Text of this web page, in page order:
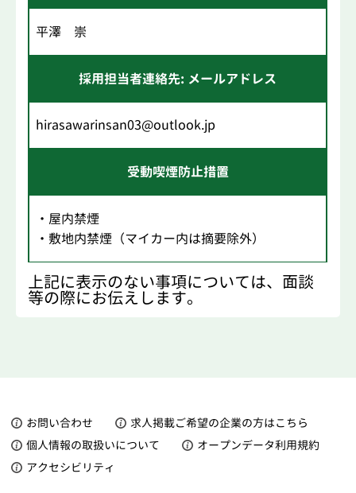
平澤 崇
採用担当者連絡先: メールアドレス
hirasawarinsan03@outlook.jp
受動喫煙防止措置
・屋内禁煙
・敷地内禁煙（マイカー内は摘要除外）
上記に表示のない事項については、面談
等の際にお伝えします。
お問い合わせ
求人掲載ご希望の企業の方はこちら
個人情報の取扱いについて
オープンデータ利用規約
アクセシビリティ